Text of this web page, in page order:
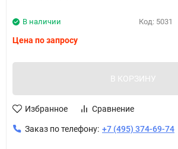
Код: 5031
В наличии
Цена по запросу
В КОРЗИНУ
Избранное Сравнение
Заказ по телефону: +7 (495) 374-69-74